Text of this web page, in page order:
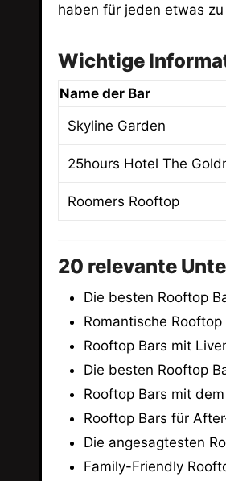
haben für jeden etwas
Wichtige
Name der Bar
Skyline Garden
25hours Hotel The
Roomers Rooftop
20 relevante
Die besten Rooftop
Romantische
Rooftop Bars mit
Die besten Rooftop
Rooftop Bars mit
Rooftop Bars für
Die angesagtesten
Family-Friendly